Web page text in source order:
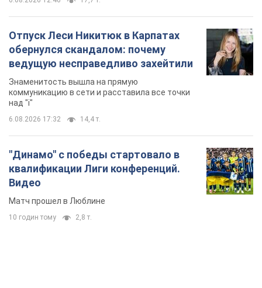
Отпуск Леси Никитюк в Карпатах
обернулся скандалом: почему
ведущую несправедливо захейтили
Знаменитость вышла на прямую
коммуникацию в сети и расставила все точки
над "i"
6.08.2026 17:32 14,4 т.
"Динамо" с победы стартовало в
квалификации Лиги конференций.
Видео
Матч прошел в Люблине
10 годин тому 2,8 т.